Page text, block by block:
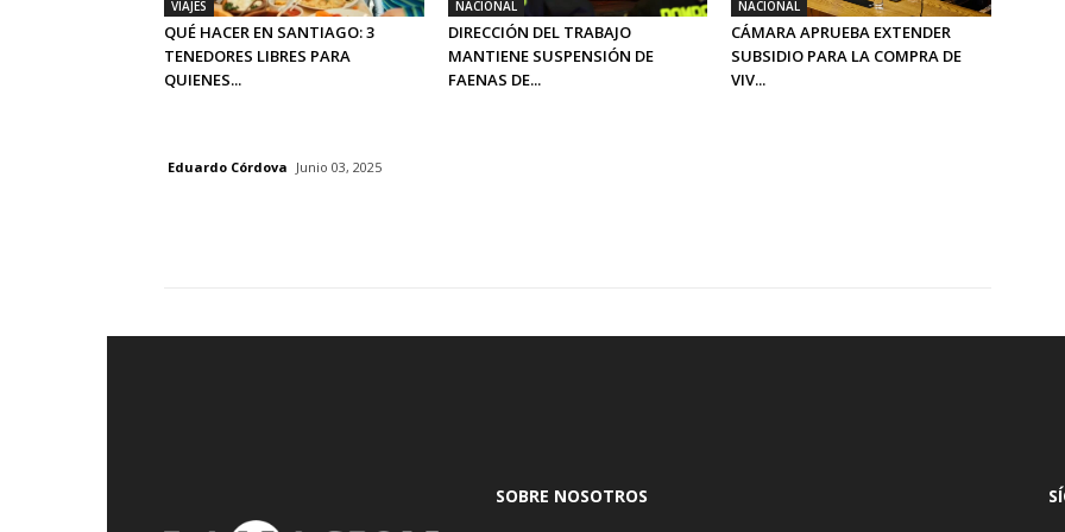
VIAJES
QUÉ HACER EN SANTIAGO: 3
TENEDORES LIBRES PARA
QUIENES...
NACIONAL
DIRECCIÓN DEL TRABAJO
MANTIENE SUSPENSIÓN DE
FAENAS DE...
NACIONAL
CÁMARA APRUEBA EXTENDER
SUBSIDIO PARA LA COMPRA DE
VIV...
Eduardo Córdova Junio 03, 2025
SOBRE NOSOTROS